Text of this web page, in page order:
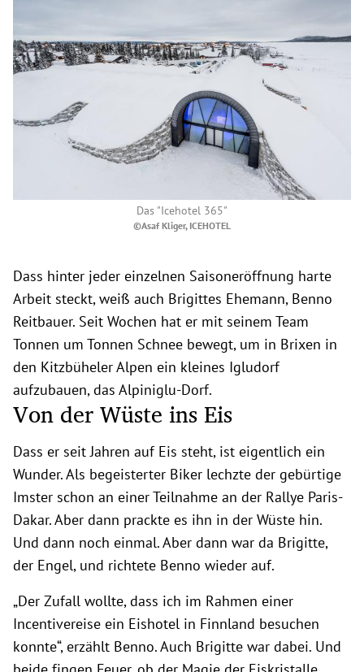
Das "Icehotel 365"
©Asaf Kliger, ICEHOTEL
Dass hinter jeder einzelnen Saisoneröffnung harte
Arbeit steckt, weiß auch Brigittes Ehemann, Benno
Reitbauer. Seit Wochen hat er mit seinem Team
Tonnen um Tonnen Schnee bewegt, um in Brixen in
den Kitzbüheler Alpen ein kleines Igludorf
aufzubauen, das Alpiniglu-Dorf.
Von der Wüste ins Eis
Dass er seit Jahren auf Eis steht, ist eigentlich ein
Wunder. Als begeisterter Biker lechzte der gebürtige
Imster schon an einer Teilnahme an der Rallye Paris-
Dakar. Aber dann prackte es ihn in der Wüste hin.
Und dann noch einmal. Aber dann war da Brigitte,
der Engel, und richtete Benno wieder auf.
„Der Zufall wollte, dass ich im Rahmen einer
Incentivereise ein Eishotel in Finnland besuchen
konnte“, erzählt Benno. Auch Brigitte war dabei. Und